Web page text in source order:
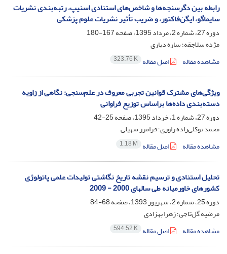
رابطه بین دگرسنجه‌ها و شاخص‌های استنادی اسنیپ، رتبه‌بندی نشریات
سایماگو، ایگن‌فاکتور، و ضریب تأثیر نشریات علوم پزشکی
دوره 27، شماره 2، مرداد 1395، صفحه
167-180
مژده سلاجقه؛ ساره دیاری
مشاهده مقاله
اصل مقاله 323.76 K
ویژگی‏‌های مشترک قوانین تجربی معروف در علم‏‌سنجی: نگاهی از زاویه
دسته‏‌بندی داده‌‏ها براساس توزیع فراوانی
دوره 27، شماره 1، خرداد 1395، صفحه
25-42
محمد توکلی‌زاده راوری؛ فرامرز سهیلی
مشاهده مقاله
اصل مقاله 1.18 M
تحلیل استنادی و ترسیم نقشه تاریخ نگاشتی تولیدات علمی پاتولوژی
کشورهای خاورمیانه طی سالهای 2000 - 2009
دوره 25، شماره 2، شهریور 1393، صفحه
68-84
مرضیه گل‌تاجی؛ زهرا بهزادی
مشاهده مقاله
اصل مقاله 594.52 K